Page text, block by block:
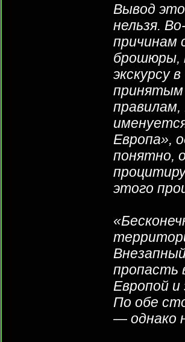
Вывод
нельзя.
причинам
брошюры,
экскурсу
принятым
Европа»,
понятно,
этого
пропасть
Европой
По обе
— однако